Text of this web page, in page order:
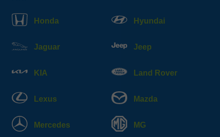
Honda Hyundai
Jaguar Jeep
KIA Land Rover
Lexus Mazda
Mercedes MG